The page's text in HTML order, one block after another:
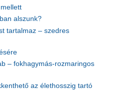
alszunk?
tartalmaz – szedres
– fokhagymás-rozmaringos
az élethosszig tartó